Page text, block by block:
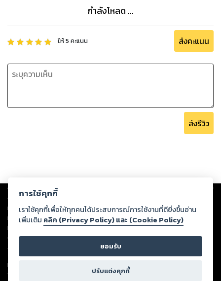
กำลังโหลด ...
ให้5 คะแนน ส่งคะแนน
ส่งรีวิว
Copyright © 2026
ต่อผลงานหรือเนื้อหาใดที่อัปโหลดผ่านเว็บไซต์และปรากฏว่าละเมิดสิทธิใน
ทรัพย์สินทางปัญญาของบุคคลอื่นหรือขัดต่อกฎหมายและศีลธรรม ดังนั้น ผู้อ่าน
ทุกท่านโปรดใช้วิจารณญาณในการกลั่นกรองด้วยตนเอง และหากท่านพบว่าส่วน
หนึ่งส่วนใดขัดต่อกฎหมายและศีลธรรม กรุณาแจ้งมายังบริษัท เพื่อทีมงานจะได้
ดำเนินการในทันที ทั้งนี้ ทางสตอรี่ล็อกขอสงวนลิขสิทธิ์ตามพระราชบัญญัติ
ลิขสิทธิ์ พ.ศ. 2537 (ฉบับล่าสุด)
For support: member@ookbee.com
Version
การใช้คุกกี้
เราใช้คุกกี้เพื่อให้ทุกคนได้ประสบการณ์การใช้งานที่ดียิ่งขึ้นอ่าน
เพิ่มเติม คลิก (Privacy Policy) และ (Cookie Policy)
ยอมรับ
ปรับแต่งคุกกี้